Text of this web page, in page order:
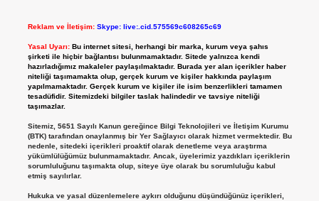
Reklam ve İletişim: Skype: live:.cid.575569c608265c69
Yasal Uyarı: Bu internet sitesi, herhangi bir marka, kurum veya şahıs
şirketi ile hiçbir bağlantısı bulunmamaktadır. Sitede yalnızca kendi
hazırladığımız makaleler paylaşılmaktadır. Burada yer alan içerikler haber
niteliği taşımamakta olup, gerçek kurum ve kişiler hakkında paylaşım
yapılmamaktadır. Gerçek kurum ve kişiler ile isim benzerlikleri tamamen
tesadüfidir. Sitemizdeki bilgiler taslak halindedir ve tavsiye niteliği
taşımazlar.
Sitemiz, 5651 Sayılı Kanun gereğince Bilgi Teknolojileri ve İletişim Kurumu
(BTK) tarafından onaylanmış bir Yer Sağlayıcı olarak hizmet vermektedir. Bu
nedenle, sitedeki içerikleri proaktif olarak denetleme veya araştırma
yükümlülüğümüz bulunmamaktadır. Ancak, üyelerimiz yazdıkları içeriklerin
sorumluluğunu taşımakta olup, siteye üye olarak bu sorumluluğu kabul
etmiş sayılırlar.
Hukuka ve yasal düzenlemelere aykırı olduğunu düşündüğünüz içerikleri,